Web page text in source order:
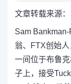
文章转载来源
Sam
翁、FTX创始
一间位于布鲁
子上，接受